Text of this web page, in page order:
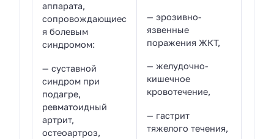
аппарата,
сопровождающиес
я болевым
синдромом:
— суставной
синдром при
подагре,
ревматоидный
артрит,
остеоартроз,
— эрозивно-
язвенные
поражения ЖКТ,
— желудочно-
кишечное
кровотечение,
— гастрит
тяжелого течения,